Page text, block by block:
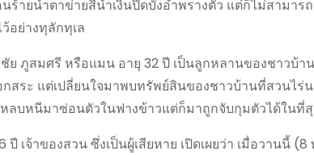
นร้ายนำตาข่ายสีน้ำเงินปิดบังอำพรางตัว แต่ก็ไม่สามา
อย่างทุลักทุเล
ย ภูสมศรี หรือแมน อายุ 32 ปี เป็นลูกหลานของชาวบ้
สระ แต่เปลี่ยนใจมาพบทรัพย์สินของชาวบ้านที่สวนไร่
หลบหนีมาซ่อนตัวในฟางข้าวแต่ก็มาถูกจับกุมตัวได้ในที่
จ้าของสวน ซึ่งเป็นผู้เสียหาย เปิดเผยว่า เมื่อวานนี้